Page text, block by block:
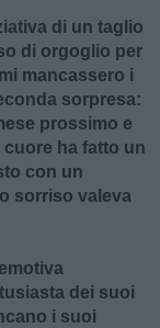
di un taglio
di orgoglio per
mancassero i
sorpresa:
prossimo e
ha fatto un
con un
sorriso valeva
dei suoi
i suoi